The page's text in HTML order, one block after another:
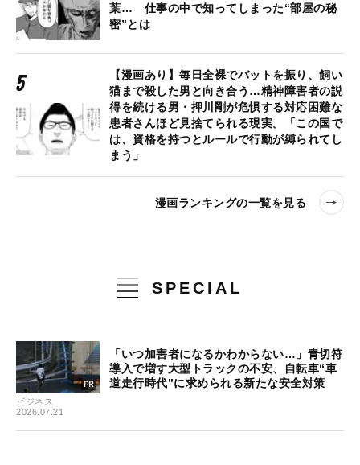
葉… 仕事の中で知ってしまった“部屋の秘
密”とは
【漫画あり】毎日全裸でバットを振り、飼い
猫まで殺した男と向き合う…精神障害者の説
得を続ける男・押川剛が危惧する対応困難な
患者さんほど見捨てられる現実。「この国で
は、資格を持つとルールで行動が縛られてし
まう」
漫画ランキングの一覧を見る
SPECIAL
ビジネス
2026.07.21
「いつ加害者になるかわからない…」青切符
導入で増す大型トラックの不安、自転車“車
道走行時代”に求められる新たな安全対策